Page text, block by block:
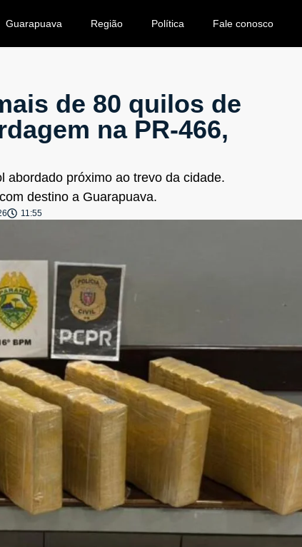
Guarapuava Região Política Fale conosco
de 80 quilos de
na PR-466,
abordado próximo ao trevo da cidade.
destino a Guarapuava.
11:55